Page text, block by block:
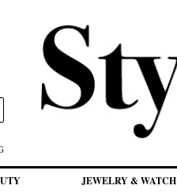
JEWELRY & WATCH